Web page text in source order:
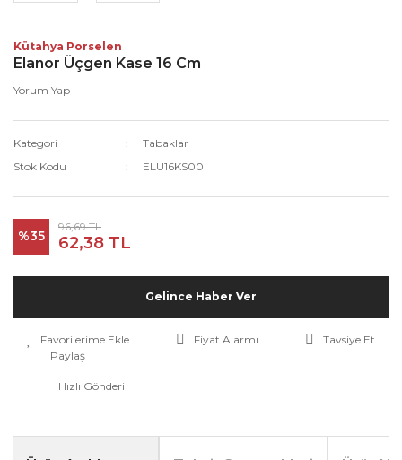
Kütahya Porselen
Elanor Üçgen Kase 16 Cm
Yorum Yap
Kategori
Tabaklar
Stok Kodu
ELU16KS00
%35
96,69 TL
62,38 TL
Gelince Haber Ver
Fiyat Alarmı
Tavsiye Et
Paylaş
Hızlı Gönderi